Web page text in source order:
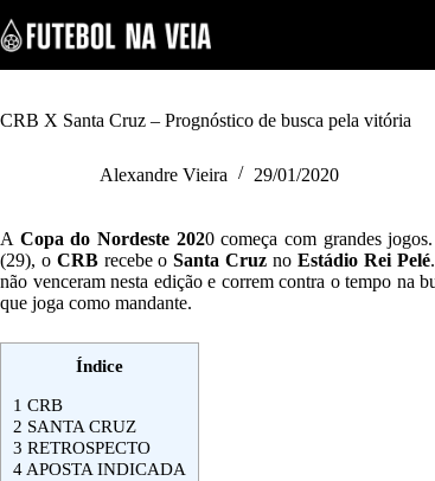
k
i
p
o
n
t
CRB X Santa Cruz – Prognóstico de busca pela vitória
Alexandre Vieira 29/01/2020
A Copa do Nordeste 2020 começa com grandes
(29), o CRBrecebe oSanta Cruz no Estádio Rei Pelé
não venceram nesta edição e correm contra o tempo na
que joga como mandante.
Índice
1 CRB
2 SANTA CRUZ
3 RETROSPECTO
4 APOSTA INDICADA